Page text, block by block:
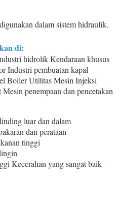
dalam sistem hidraulik.
di:
hidrolik Kendaraan khusus
Industri pembuatan kapal
Boiler Utilitas Mesin Injeksi
penempaan dan pencetakan
luar dan dalam
dan perataan
tinggi
Kecerahan yang sangat baik